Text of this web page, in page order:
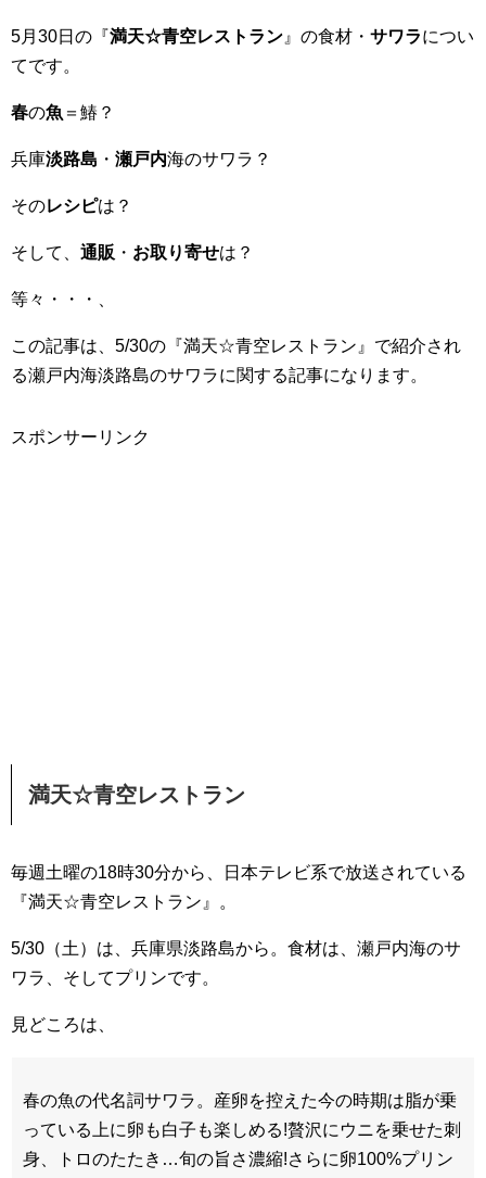
5月30日の『満天☆青空レストラン 』の食材・ サワラについ
てです。
春の魚 ＝鰆？
兵庫淡路島 ・ 瀬戸内海のサワラ？
そのレシピは？
そして、 通販 ・ お取り寄せは？
等々・・・、
この記事は、5/30の『満天☆青空レストラン』で紹介され
る瀬戸内海淡路島のサワラに関する記事になります。
スポンサーリンク
満天☆青空レストラン
毎週土曜の18時30分から、日本テレビ系で放送されている
『満天☆青空レストラン』。
5/30（土）は、兵庫県淡路島から。食材は、瀬戸内海のサ
ワラ、そしてプリンです。
見どころは、
春の魚の代名詞サワラ。産卵を控えた今の時期は脂が乗
っている上に卵も白子も楽しめる!贅沢にウニを乗せた刺
身、トロのたたき…旬の旨さ濃縮!さらに卵100%プリン